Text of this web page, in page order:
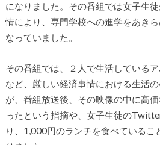
になりました。その番組では女子生
情により、専門学校への進学をあき
なっていました。
その番組では、２人で生活している
など、厳しい経済事情における生活
が、番組放送後、その映像の中に高
ったという指摘や、女子生徒の
り、1,000円のランチを食べているこ